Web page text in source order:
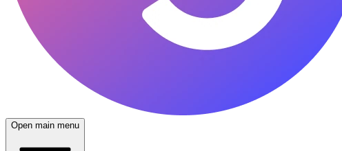
Open main menu